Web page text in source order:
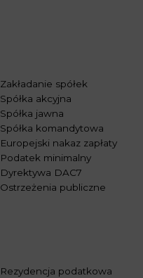
Zakładanie spółek
Spółka akcyjna
Spółka jawna
Spółka komandytowa
Europejski nakaz zapłaty
Podatek minimalny
Dyrektywa DAC7
Ostrzeżenia publiczne
Rezydencja podatkowa